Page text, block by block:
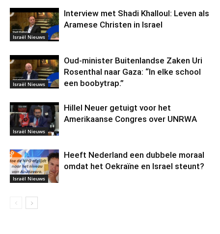
Israël Nieuws
Interview met Shadi Khalloul: Leven als
Aramese Christen in Israel
Israël Nieuws
Oud-minister Buitenlandse Zaken Uri
Rosenthal naar Gaza: “In elke school
een boobytrap.”
Israël Nieuws
Hillel Neuer getuigt voor het
Amerikaanse Congres over UNRWA
Israël Nieuws
Heeft Nederland een dubbele moraal
omdat het Oekraïne en Israel steunt?